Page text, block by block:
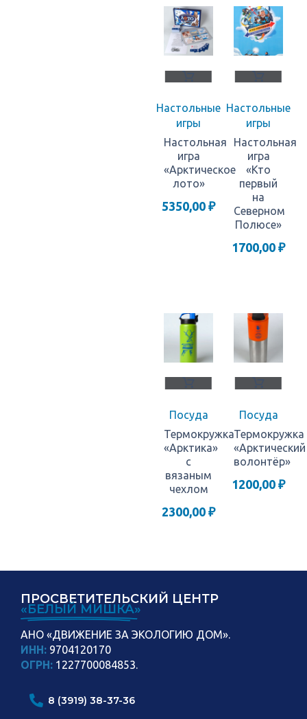
Настольные
игры
Настольная
игра
«Арктическое
лото»
5350,00 ₽
Настольные
игры
Настольная
игра
«Кто
первый
на
Северном
Полюсе»
1700,00 ₽
Посуда
Термокружка
«Арктика»
с
вязаным
чехлом
2300,00 ₽
Посуда
Термокружка
«Арктический
волонтёр»
1200,00 ₽
ПРОСВЕТИТЕЛЬСКИЙ ЦЕНТР
«БЕЛЫЙ МИШКА»
АНО «ДВИЖЕНИЕ ЗА ЭКОЛОГИЮ ДОМ».
ИНН: 9704120170
ОГРН: 1227700084853.
8 (3919) 38-37-36